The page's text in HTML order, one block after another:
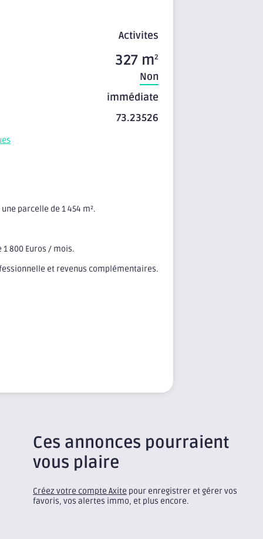
Activites
327 m2
Non
immédiate
73.23526
parcelle de 1 454 m².
800 Euros / mois.
et revenus complémentaires.
Ces annonces pourraient
vous plaire
Créez votre compte Axite pour enregistrer et gérer vos
favoris, vos alertes immo, et plus encore.